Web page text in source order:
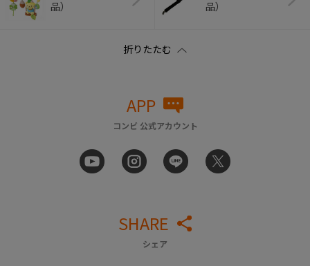
品）
品）
APP
コンビ 公式アカウント
SHARE
シェア